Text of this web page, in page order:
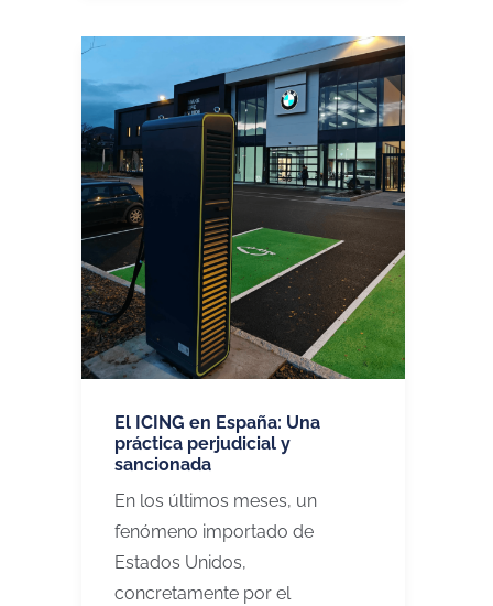
El ICING en España: Una
práctica perjudicial y
sancionada
En los últimos meses, un
fenómeno importado de
Estados Unidos,
concretamente por el